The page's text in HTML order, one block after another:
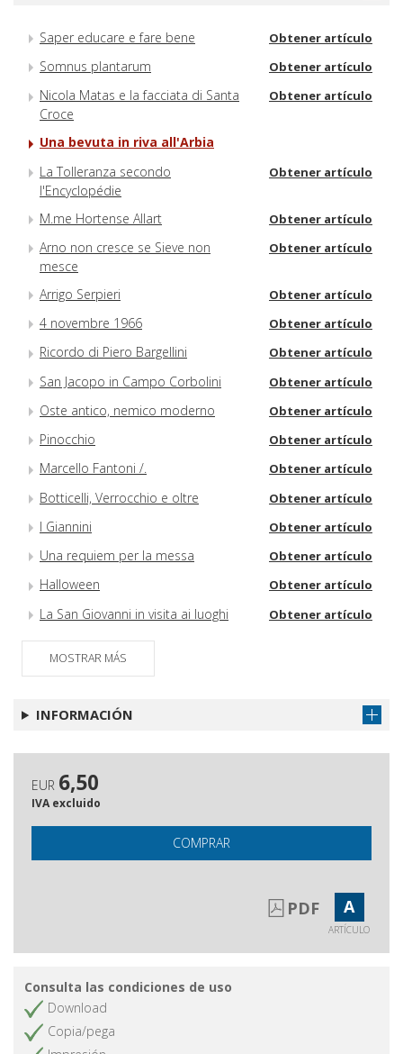
Saper educare e fare bene Obtener artículo
Somnus plantarum Obtener artículo
Nicola Matas e la facciata di Santa
Croce
Obtener artículo
Una bevuta in riva all'Arbia
La Tolleranza secondo
l'Encyclopédie
Obtener artículo
M.me Hortense Allart Obtener artículo
Arno non cresce se Sieve non
mesce
Obtener artículo
Arrigo Serpieri Obtener artículo
4 novembre 1966 Obtener artículo
Ricordo di Piero Bargellini Obtener artículo
San Jacopo in Campo Corbolini Obtener artículo
Oste antico, nemico moderno Obtener artículo
Pinocchio Obtener artículo
Marcello Fantoni /. Obtener artículo
Botticelli, Verrocchio e oltre Obtener artículo
I Giannini Obtener artículo
Una requiem per la messa Obtener artículo
Halloween Obtener artículo
La San Giovanni in visita ai luoghi
Obtener artículo
L'infinito mutevole
L'abbandono Obtener artículo
Eventi sociali
MOSTRAR MÁS
INFORMACIÓN
EUR 6,50
IVA excluido
COMPRAR
PDF A
ARTÍCULO
Consulta las condiciones de uso
Download
Copia/pega